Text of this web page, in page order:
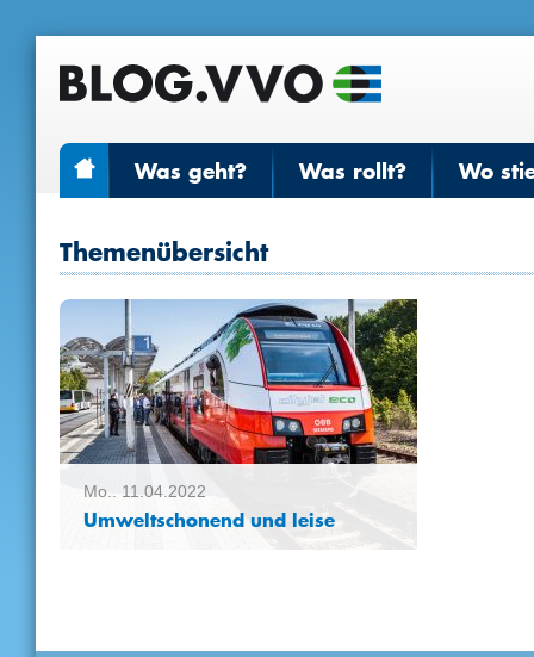
Was geht? Was rollt? Wo
Themenübersicht
Mo.. 11.04.2022
Umweltschonend und leise